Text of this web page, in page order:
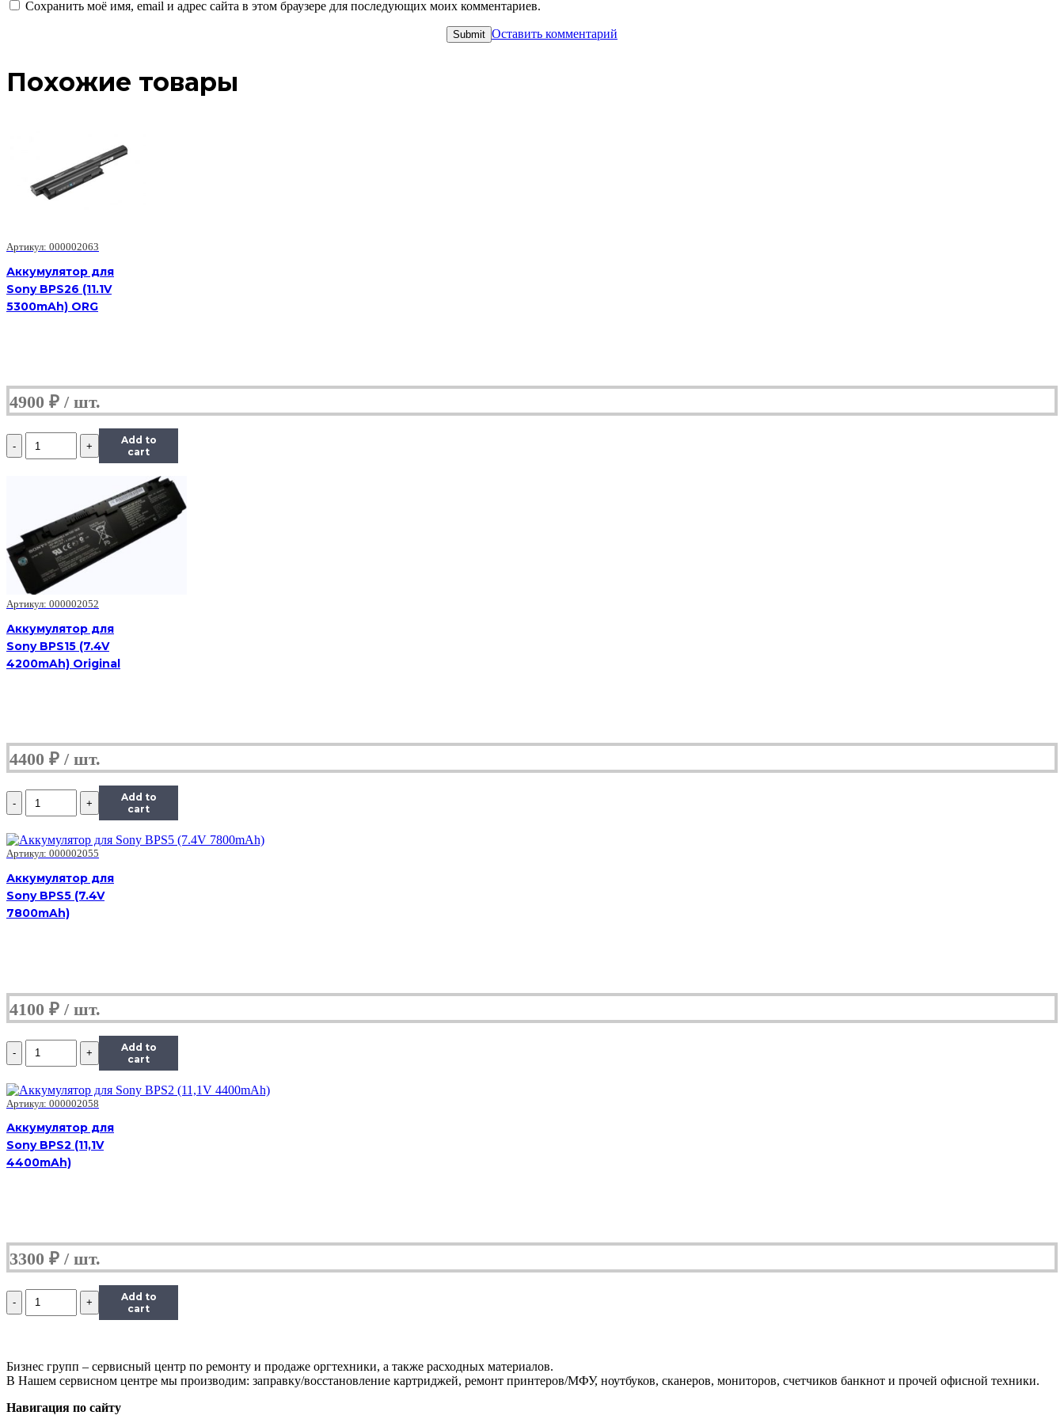
Сохранить моё имя, email и адрес сайта в этом браузере для последующих моих комментариев.
Оставить комментарий
Похожие товары
Артикул: 000002063
Аккумулятор для
Sony BPS26 (11.1V
5300mAh) ORG
4900 ₽
Количество
Аккумулятор
7800mAh)
Add to
cart
Артикул: 000002052
Аккумулятор для
Sony BPS15 (7.4V
4200mAh) Original
4400 ₽
Количество
Аккумулятор
Sony
BPS5
7800mAh)
Add to
cart
Артикул: 000002055
Аккумулятор для
Sony BPS5 (7.4V
7800mAh)
4100 ₽
Количество
Аккумулятор
Sony
BPS5
7800mAh)
Add to
cart
Артикул: 000002058
Аккумулятор для
Sony BPS2 (11,1V
4400mAh)
3300 ₽
Количество
Аккумулятор
(7.4V
7800mAh)
Add to
cart
Бизнес групп – сервисный центр по ремонту и продаже оргтехники, а также расходных материалов.
В Нашем сервисном центре мы производим: заправку/восстановление картриджей, ремонт принтеров/МФУ, ноутбуков, сканеров, мониторов, счетчиков банкнот и прочей офисной техники.
Навигация по сайту